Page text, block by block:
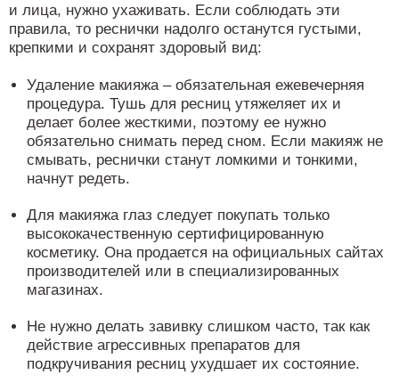
и лица, нужно ухаживать. Если соблюдать эти
правила, то реснички надолго останутся густыми,
крепкими и сохранят здоровый вид:
Удаление макияжа – обязательная ежевечерняя
процедура. Тушь для ресниц утяжеляет их и
делает более жесткими, поэтому ее нужно
обязательно снимать перед сном. Если макияж не
смывать, реснички станут ломкими и тонкими,
начнут редеть.
Для макияжа глаз следует покупать только
высококачественную сертифицированную
косметику. Она продается на официальных сайтах
производителей или в специализированных
магазинах.
Не нужно делать завивку слишком часто, так как
действие агрессивных препаратов для
подкручивания ресниц ухудшает их состояние.